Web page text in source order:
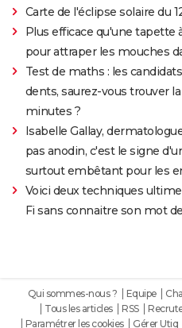
Carte de l'éclipse solaire du
Plus efficace qu'une tapette
pour attraper les mouches
Test de maths : les
dents, saurez-vous trouver
minutes ?
Isabelle Gallay,
pas anodin, c'est le signe
surtout embêtant pour les
Voici deux techniques
Fi sans connaitre son mot
Qui sommes-nous ? Equipe
Tous les articles
RSS
Paramétrer les cookies
Gérer Utiq